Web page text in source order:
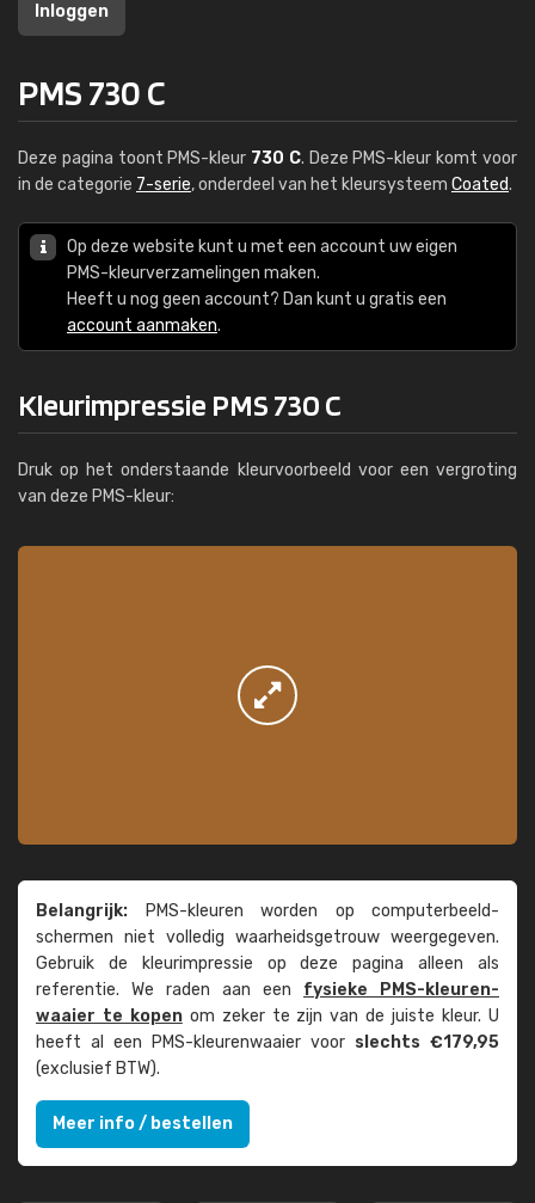
Inloggen
PMS 730 C
Deze pagina toont PMS-kleur 730 C. Deze PMS-kleur komt voor
in de categorie 7-serie, onderdeel van het kleursysteem Coated.
Op deze website kunt u met een account uw eigen
PMS-kleurverzamelingen maken.
Heeft u nog geen account? Dan kunt u gratis een
account aanmaken.
Kleurimpressie PMS 730 C
Druk op het onderstaande kleurvoorbeeld voor een vergroting
van deze PMS-kleur:
Belangrijk: PMS-kleuren worden op computer­beeld­
schermen niet volledig waarheids­­getrouw weer­gegeven.
Gebruik de kleur­impressie op deze pagina alleen als
referentie. We raden aan een fysieke PMS-kleuren­
waaier te kopenom zeker te zijn van de juiste kleur. U
heeft al een PMS-kleuren­waaier voor slechts €179,95
(exclusief BTW).
Meer info / bestellen